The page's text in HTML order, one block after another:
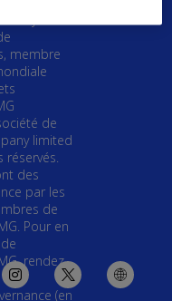
membre
de
limited
réservés.
des
par les
de
Pour en
rendez-
(en